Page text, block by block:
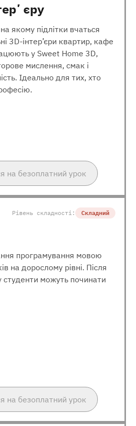
якому підлітки вчаться
3D-інтер’єри квартир, кафе
у Sweet Home 3D,
мислення, смак і
Ідеально для тих, хто
на безоплатний урок
Рівень складності: Складний
програмування мовою
на дорослому рівні. Після
можуть починати
на безоплатний урок